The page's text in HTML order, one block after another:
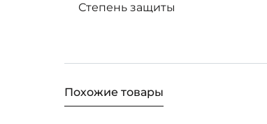
Степень защиты
Похожие товары